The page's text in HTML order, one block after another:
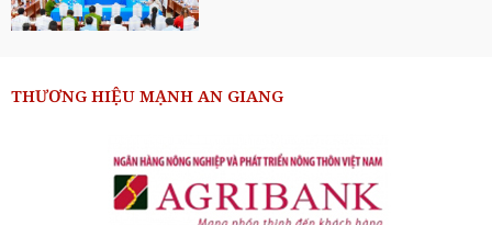
THƯƠNG HIỆU MẠNH AN GIANG